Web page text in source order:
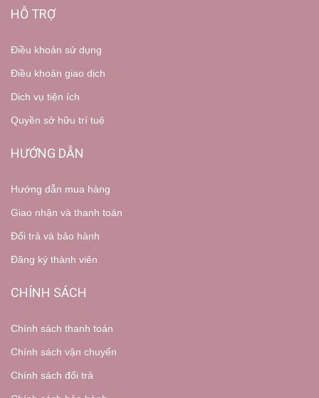
HỖ TRỢ
Điều khoản sử dụng
Điều khoản giao dịch
Dịch vụ tiện ích
Quyền sở hữu trí tuệ
HƯỚNG DẪN
Hướng dẫn mua hàng
Giao nhận và thanh toán
Đổi trả và bảo hành
Đăng ký thành viên
CHÍNH SÁCH
Chính sách thanh toán
Chính sách vận chuyển
Chính sách đổi trả